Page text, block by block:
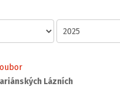
Lázních